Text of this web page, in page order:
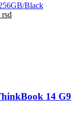
Black
rsd
14 G9